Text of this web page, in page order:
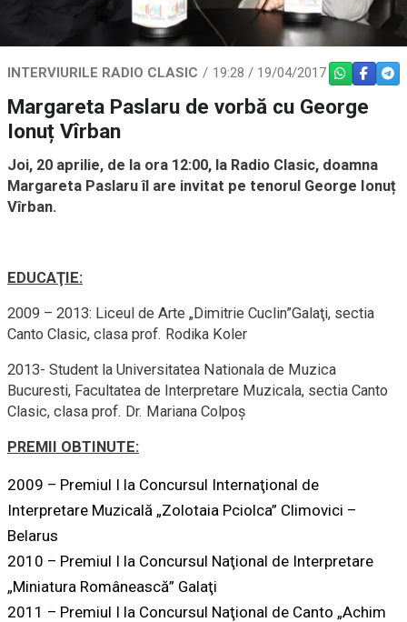
INTERVIURILE RADIO CLASIC 19:28 / 19/04/2017 WHATSAPP
Margareta Paslaru de vorbă cu George
Ionuț Vîrban
Joi, 20 aprilie, de la ora 12:00, la Radio Clasic, doamna
Margareta Paslaru îl are invitat pe tenorul George Ionuț
Vîrban.
EDUCAŢIE:
2009 – 2013: Liceul de Arte „Dimitrie Cuclin”Galaţi, sectia
Canto Clasic, clasa prof. Rodika Koler
2013- Student la Universitatea Nationala de Muzica
Bucuresti, Facultatea de Interpretare Muzicala, sectia Canto
Clasic, clasa prof. Dr. Mariana Colpoş
PREMII OBTINUTE:
2009 – Premiul I la Concursul Internaţional de
Interpretare Muzicală „Zolotaia Pciolca” Climovici –
Belarus
2010 – Premiul I la Concursul Naţional de Interpretare
„Miniatura Românească” Galaţi
2011 – Premiul I la Concursul Naţional de Canto „Achim